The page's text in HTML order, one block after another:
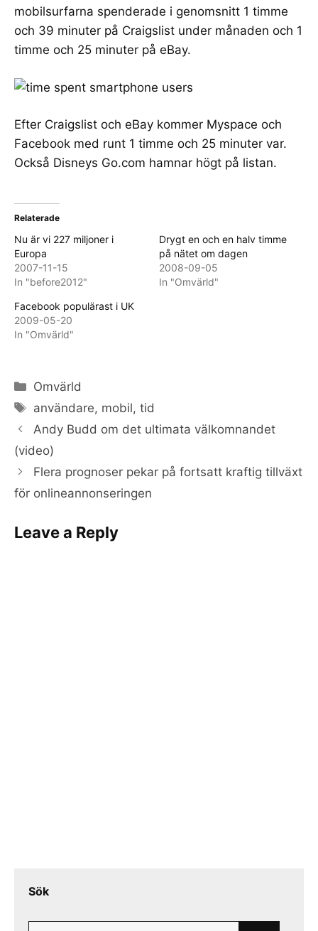
mobilsurfarna spenderade i genomsnitt 1 timme
och 39 minuter på Craigslist under månaden och 1
timme och 25 minuter på eBay.
Efter Craigslist och eBay kommer Myspace och
Facebook med runt 1 timme och 25 minuter var.
Också Disneys Go.com hamnar högt på listan.
Relaterade
Nu är vi 227 miljoner i
Europa
2007-11-15
In "before2012"
Drygt en och en halv timme
på nätet om dagen
2008-09-05
In "Omvärld"
Facebook populärast i UK
2009-05-20
In "Omvärld"
Categories
Omvärld
Tags
användare, mobil,tid
Andy Budd om det ultimata välkomnandet
(video)
Flera prognoser pekar på fortsatt kraftig tillväxt
för onlineannonseringen
Leave a Reply
Sök